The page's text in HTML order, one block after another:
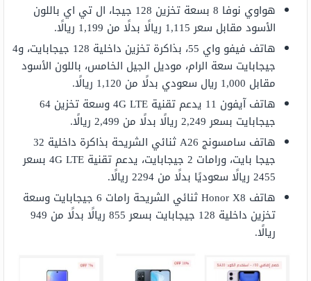
هواوي نوفا 8 بسعة تخزين 128 جيجا، ال تي اي باللون
الأسود مقابل سعر 1,115 ريالًا بدلًا من 1,199 ريالًا.
هاتف فيفو واي 55، بذاكرة تخزين داخلية 128 جيجابايت، و4
جيجابايت سعة الرام، موديل الجيل الخامس، باللون الأسود
مقابل 1,000 ريال سعودي بدلًا من 1,120 ريالًا.
هاتف آيفون 11 يدعم تقنية 4G LTE وسعة تخزين 64
جيجابايت بسعر 2,249 ريالًا بدلًا من 2,499 ريالًا.
هاتف سامسونج A26 ثنائي الشريحة بذاكرة داخلية 32
جيجا بايت، ورامات 2 جيجابايت، يدعم تقنية 4G LTE بسعر
2455 ريالًا سعوديًا بدلًا من 2294 ريالًا.
هاتف Honor X8 ثنائي الشريحة رامات 6 جيجابايت وسعة
تخزين داخلية 128 جيجابايت بسعر 855 ريالًا بدلًا من 949
ريالًا.